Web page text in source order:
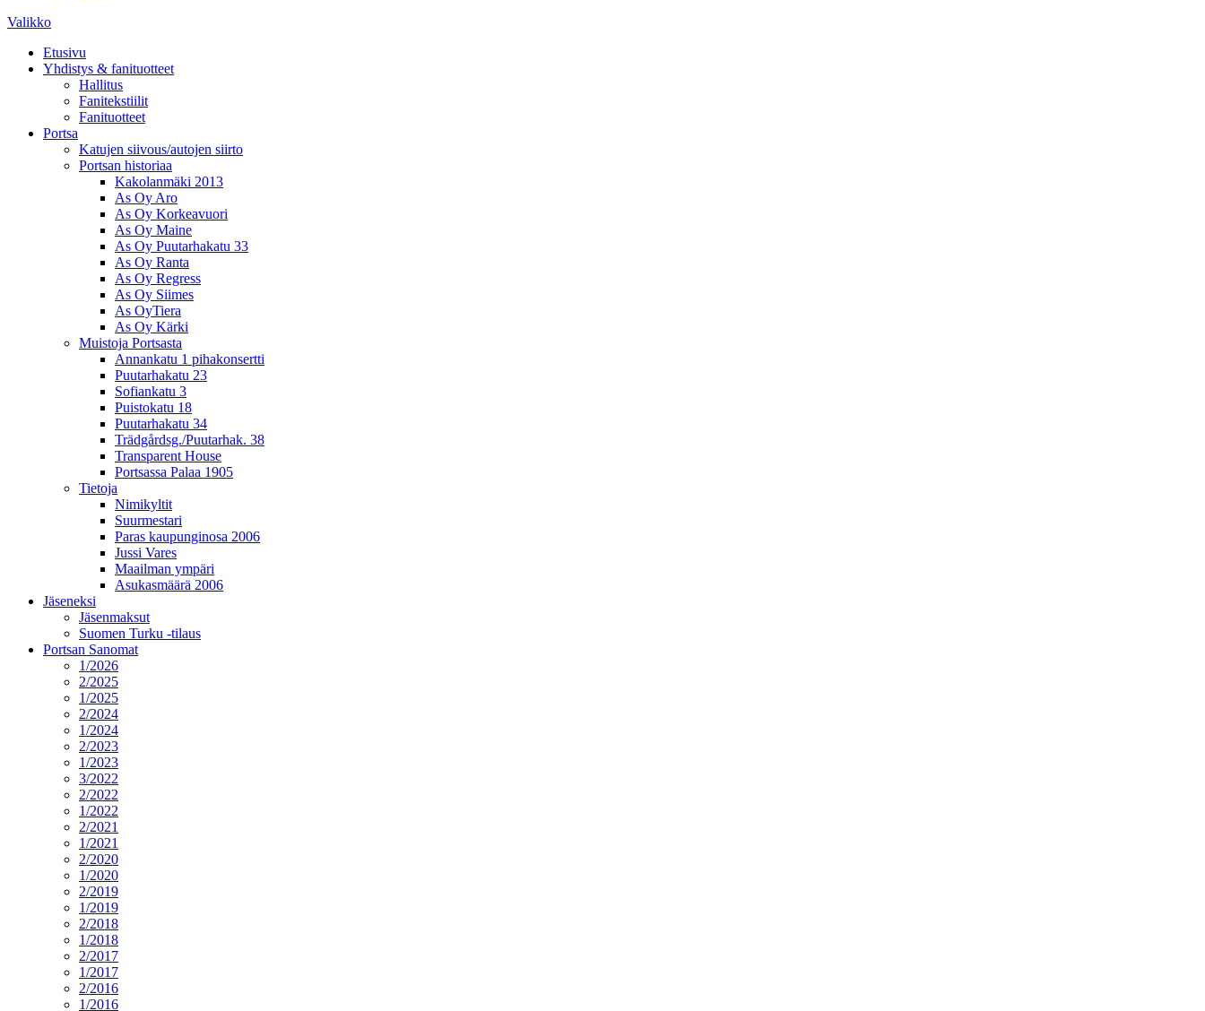
Valikko
Etusivu
Yhdistys & fanituotteet
Hallitus
Fanitekstiilit
Fanituotteet
Portsa
Katujen siivous/autojen siirto
Portsan historiaa
Kakolanmäki 2013
As Oy Aro
As Oy Korkeavuori
As Oy Maine
As Oy Puutarhakatu 33
As Oy Ranta
As Oy Regress
As Oy Siimes
As OyTiera
As Oy Kärki
Muistoja Portsasta
Annankatu 1 pihakonsertti
Puutarhakatu 23
Sofiankatu 3
Puistokatu 18
Puutarhakatu 34
Trädgårdsg./Puutarhak. 38
Transparent House
Portsassa Palaa 1905
Tietoja
Nimikyltit
Suurmestari
Paras kaupunginosa 2006
Jussi Vares
Maailman ympäri
Asukasmäärä 2006
Jäseneksi
Jäsenmaksut
Suomen Turku -tilaus
Portsan Sanomat
1/2026
2/2025
1/2025
2/2024
1/2024
2/2023
1/2023
3/2022
2/2022
1/2022
2/2021
1/2021
2/2020
1/2020
2/2019
1/2019
2/2018
1/2018
2/2017
1/2017
2/2016
1/2016